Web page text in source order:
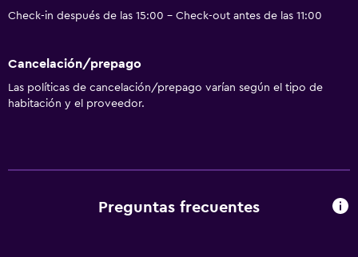
Check-in después de las 15:00 - Check-out antes de las 11:00
Cancelación/prepago
Las políticas de cancelación/prepago varían según el tipo de
habitación y el proveedor.
Preguntas frecuentes